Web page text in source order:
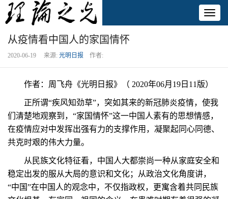
从疫情看中国人的家国情怀
2020-06-19 来源: 光明日报 作者:
作者：周飞舟《光明日报》（ 2020年06月19日11版）
正所谓“疾风知劲草”，突如其来的新冠肺炎疫情，使我
们清楚地观察到，“家国情怀”这一中国人素有的思想情感，
在疫情应对中发挥出强有力的支撑作用，凝聚起同心同德、
共克时艰的伟大力量。
从民族文化特征看，中国人大都崇尚一种从家庭安全和
稳定出发的服从大局的意识和文化；从政治文化角度讲，
“中国”在中国人的观念中，不仅指政权，更寓含着共同民族